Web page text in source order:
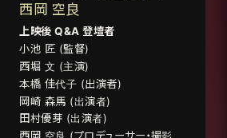
西岡 空良
上映後 Q&A 登壇者
小池 匠 (監督)
西堀 文 (主演)
本橋 佳代子 (出演者)
岡崎 森馬 (出演者)
田村優芽 (出演者)